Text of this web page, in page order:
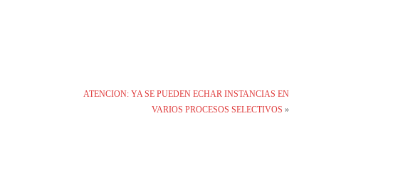
ATENCION: YA SE PUEDEN ECHAR INSTANCIAS EN
VARIOS PROCESOS SELECTIVOS »